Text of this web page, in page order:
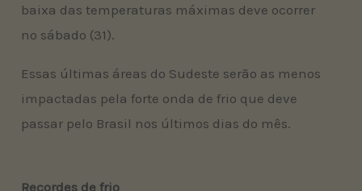
baixa das temperaturas máximas deve ocorrer
no sábado (31).
Essas últimas áreas do Sudeste serão as menos
impactadas pela forte onda de frio que deve
passar pelo Brasil nos últimos dias do mês.
Recordes de frio